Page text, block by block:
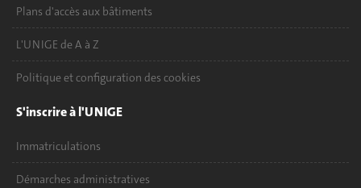
Plans d'accès aux bâtiments
L'UNIGE de A à Z
Politique et configuration des cookies
S'inscrire à l'UNIGE
Immatriculations
Démarches administratives